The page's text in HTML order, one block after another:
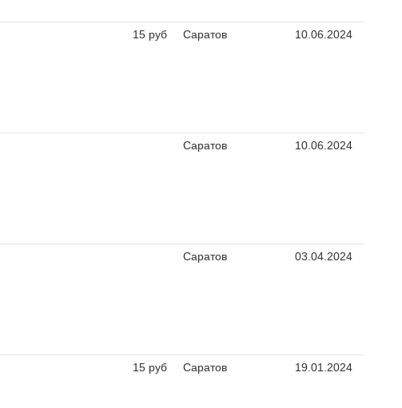
15 руб Саратов 10.06.2024
Саратов 10.06.2024
Саратов 03.04.2024
15 руб Саратов 19.01.2024